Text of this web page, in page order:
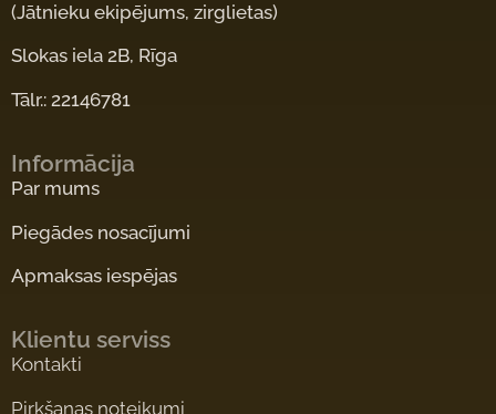
(Jātnieku ekipējums, zirglietas)
Slokas iela 2B, Rīga
Tālr.: 22146781
Informācija
Par mums
Piegādes nosacījumi
Apmaksas iespējas
Klientu serviss
Kontakti
Pirkšanas noteikumi